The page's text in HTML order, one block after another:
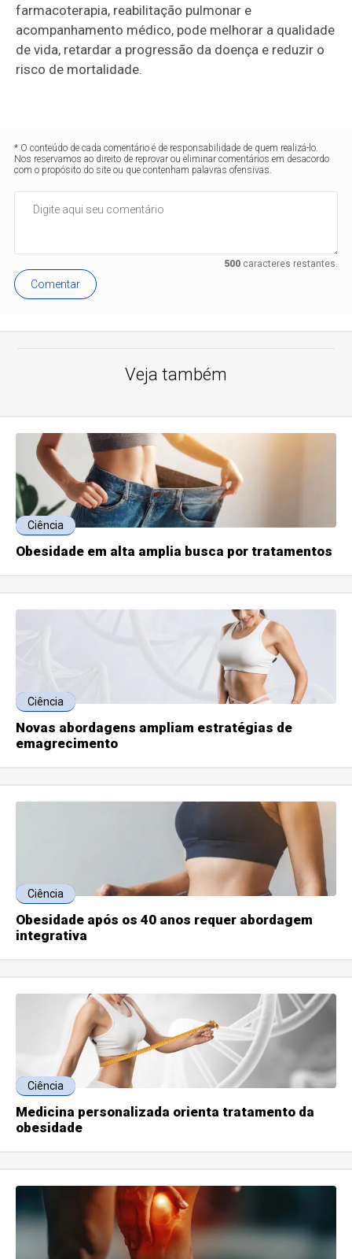
farmacoterapia, reabilitação pulmonar e
acompanhamento médico, pode melhorar a qualidade
de vida, retardar a progressão da doença e reduzir o
risco de mortalidade.
* O conteúdo de cada comentário é de responsabilidade de quem realizá-lo.
Nos reservamos ao direito de reprovar ou eliminar comentários em desacordo
com o propósito do site ou que contenham palavras ofensivas.
500caracteres restantes.
Comentar
Veja também
Ciência
Obesidade em alta amplia busca por tratamentos
Ciência
Novas abordagens ampliam estratégias de
emagrecimento
Ciência
Obesidade após os 40 anos requer abordagem
integrativa
Ciência
Medicina personalizada orienta tratamento da
obesidade